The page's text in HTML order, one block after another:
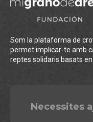
Som la plataforma de
permet implicar-te amb
reptes solidaris basats
Necessites